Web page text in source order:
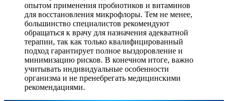
опытом применения пробиотиков и витаминов
для восстановления микрофлоры. Тем не менее,
большинство специалистов рекомендуют
обращаться к врачу для назначения адекватной
терапии, так как только квалифицированный
подход гарантирует полное выздоровление и
минимизацию рисков. В конечном итоге, важно
учитывать индивидуальные особенности
организма и не пренебрегать медицинскими
рекомендациями.